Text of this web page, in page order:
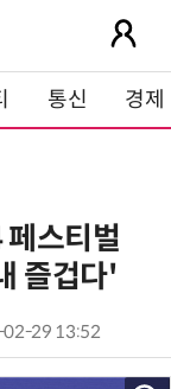
통신 경제
스티벌
즐겁다'
02-29 13:52